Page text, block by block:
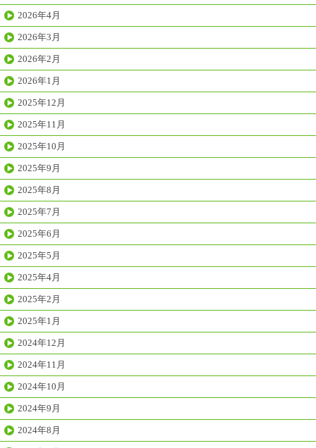
2026年4月
2026年3月
2026年2月
2026年1月
2025年12月
2025年11月
2025年10月
2025年9月
2025年8月
2025年7月
2025年6月
2025年5月
2025年4月
2025年2月
2025年1月
2024年12月
2024年11月
2024年10月
2024年9月
2024年8月